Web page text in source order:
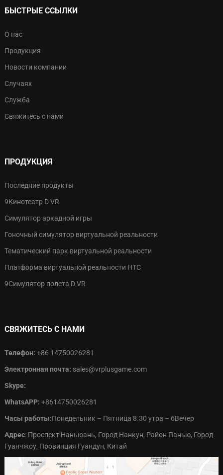
БЫСТРЫЕ ССЫЛКИ
О нас
Продукция
Новости компании
Случаях
Служба
Свяжитесь с нами
ПРОДУКЦИЯ
Последние продукты
9Кинотеатр D VR
Симулятор аркадной игры
Гоночный симулятор виртуальной реальности
Тематический парк виртуальной реальности
Платформа виртуальной реальности HTC
9Симулятор полета D VR
СВЯЖИТЕСЬ С НАМИ
Телефон: +86 14750026281
Электронная почта: sales@vrplusgame.com
Skype:
WhatsAPP: +8614750026281
Часы работы:Понедельник – Пятница 8.30 утра – 6Вечер
Адрес: Проспект Наньюань, Город Нанкун, Район Панью, Город
Гуанчжоу, Провинция Гуандун, Китай